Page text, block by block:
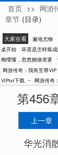
炸鸡救汉堡
首页 >> 网游
章节 (目录)
大家在看 遍地尤物
桌开始
坏蛋是怎样炼
梅懵懂，忽悠她做老婆
网游传奇：我有至尊
VIPtxt下载 - 网游传奇
第456
上一章
华光消